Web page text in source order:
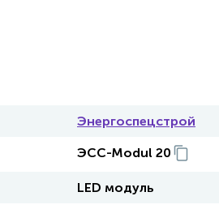
Энергоспецстрой
ЭСС-Modul 20
LED модуль